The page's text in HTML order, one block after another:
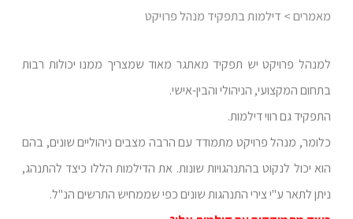
מאמרים> דילמות בתפקיד מנהל פרויקט
למנהל פרויקט יש תפקיד מאתגר מאוד שמצריך ממנו יכולות רבות
בתחום המקצועי, הניהולי והבין-אישי.
התפקיד גם רווי דילמות.
כלומר, מנהל פרויקט מתמודד עם הרבה מצבים ניהוליים שונים, בהם
הוא יכול לנקוט בהתנהגויות שונות. את הדילמות הללו כיצד להתנהג,
ניתן לתאר ע"י צירי התנהגות שונים כפי שממחיש התרשים הנ"ל.